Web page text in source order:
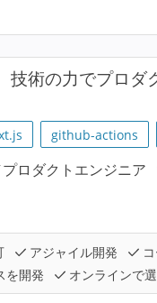
術の力でプロダ
github-actions
ロダクトエンジニア
アジャイル開発
を開発 オンラインで